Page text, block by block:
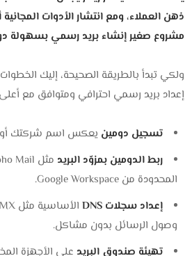
ذهن العملاء،ومع انتشار الأدوات
مشروع صغير إنشاء بريد رسمي بسهولة
ولكي تبدأ بالطريقة الصحيحة، إليك
إعداد بريد رسمي احترافي ومتوافق مع أعلى
تسجيل دومين يعكس اسم شركتك أو
ربط الدومين بمزوّد البريد
المحدودة من Google Workspace.
إعداد سجلات DNS
وصول الرسائل بدون مشاكل.
تهيئة صندوق البريد على الأجهزة